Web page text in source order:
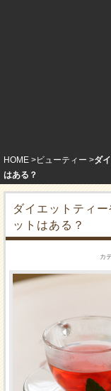
HOME ビューティー
ダ
はある？
ダイエットティ
ットはある？
カ